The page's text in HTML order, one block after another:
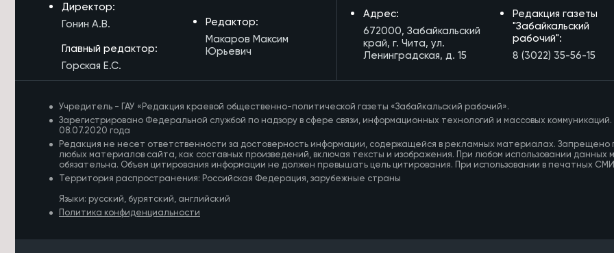
Чите облагородили благодаря
гранту
6/08/2026 в 14:25
Школы и колледжи Агинского
Бурятского округа готовы к началу
6/08/2026 в 14:03
Новый 24-метровый мост построят
через реку Карповка в Забайкалье
6/08/2026 в 13:41
Забайкалка ушла за грибами с базы
отдыха и заблудилась в лесу
6/08/2026 в 13:39
Директор:
Гонин А.В.
Главный редактор:
Горская Е.С.
Редактор:
Макаров Максим
Юрьевич
Адрес:
672000, Забайкальский
край, г. Чита, ул.
Ленинградская, д. 15
Редакция газеты
"Забайкальский
рабочий":
8 (3022) 35-56-15
Учредитель - ГАУ «Редакция краевой общественно-политической газеты «Забайкальский рабочий».
Зарегистрировано Федеральной службой по надзору в сфере связи, информационных технологий и массовых
08.07.2020 года
Редакция не несет ответственности за достоверность информации, содержащейся в рекламных материалах.
любых материалов сайта, как составных произведений, включая тексты и изображения. При любом использовании
обязательна. Объем цитирования информации не должен превышать цель цитирования. При использовании в печатных
Территория распространения: Российская Федерация, зарубежные страны
Языки: русский, бурятский, английский
Политика конфиденциальности